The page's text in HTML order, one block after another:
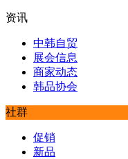
资讯
中韩自贸
展会信息
商家动态
韩品协会
社群
促销
新品